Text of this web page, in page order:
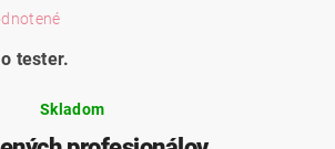
tester.
Skladom